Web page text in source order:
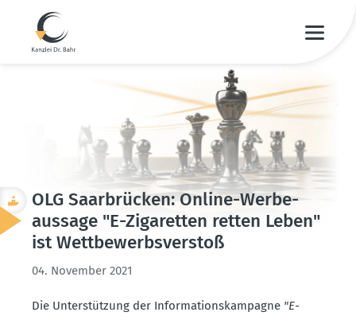
OLG Saarbrücken: Online-Werbe­
aussage "E-Zigaretten retten Leben"
ist Wettbe­werbs­verstoß
04. November 2021
Die Unter­stützung der Infor­ma­ti­ons­kam­pagne "E-